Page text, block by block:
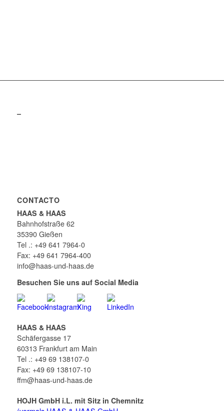
–
CONTACTO
HAAS & HAAS
Bahnhofstraße 62
35390 Gießen
Tel .: +49 641 7964-0
Fax: +49 641 7964-400
info@haas-und-haas.de
Besuchen Sie uns auf Social Media
HAAS & HAAS
Schäfergasse 17
60313 Frankfurt am Main
Tel .: +49 69 138107-0
Fax: +49 69 138107-10
ffm@haas-und-haas.de
HOJH GmbH i.L. mit Sitz in Chemnitz